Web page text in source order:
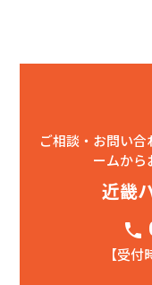
ご相談・お問い
ームから
近畿
phone
【受